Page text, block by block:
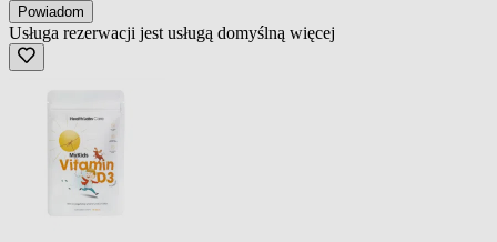
Powiadom
Usługa rezerwacji jest usługą domyślną więcej